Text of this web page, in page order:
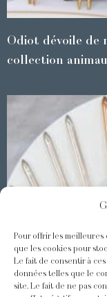
Pour offrir les
que les cookies pour
Le fait de consentir à
données telles que le
site. Le fait de ne pas
Odiot dévoile de
collection
Les Baguettes